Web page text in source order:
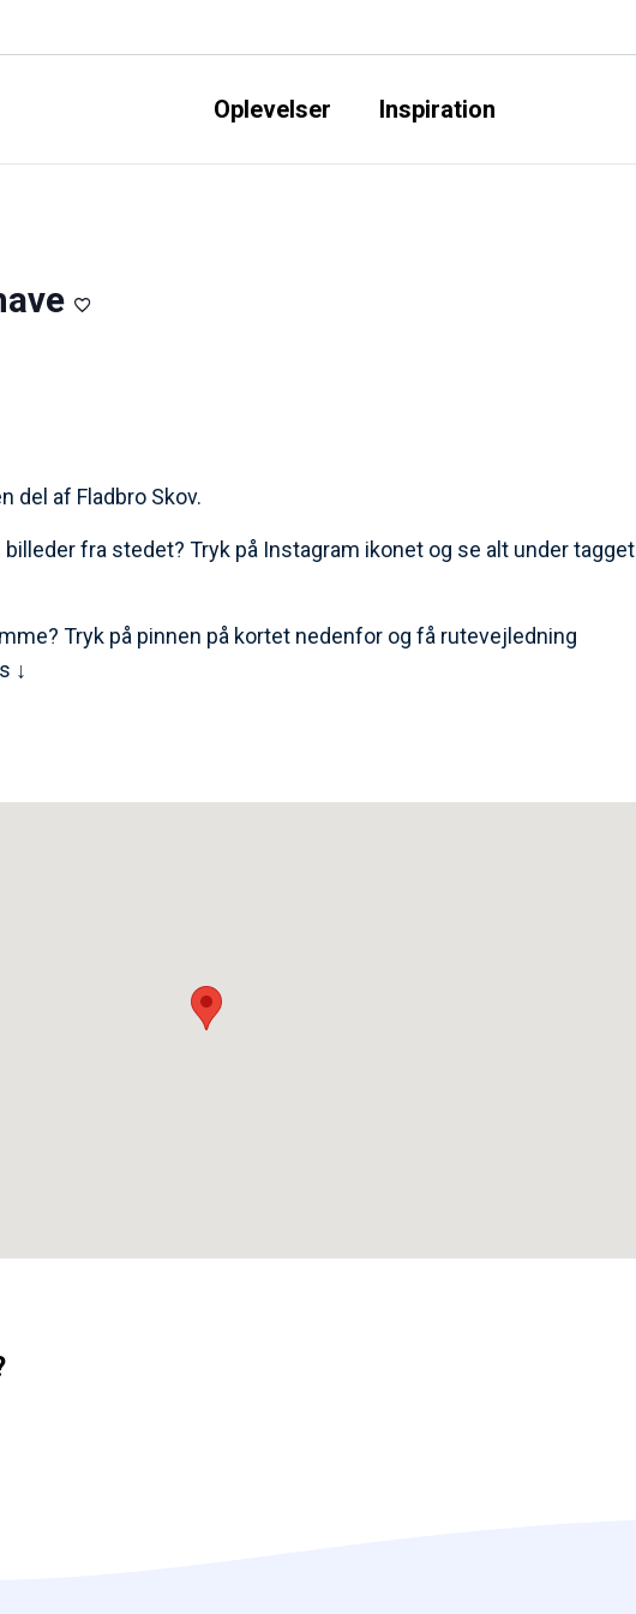
Oplevelser Inspiration
del af Fladbro Skov.
fra stedet? Tryk på Instagram ikonet og se alt under tagget
Tryk på pinnen på kortet nedenfor og få rutevejledning
↓